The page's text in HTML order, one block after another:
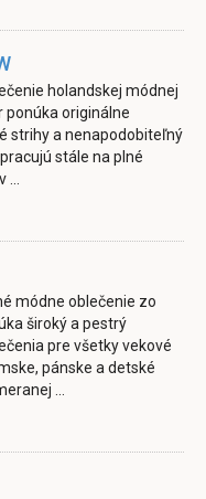
holandskej módnej
ponúka originálne
strihy a nenapodobiteľný
stále na plné
módne oblečenie zo
široký a pestrý
pre všetky vekové
pánske a detské
...